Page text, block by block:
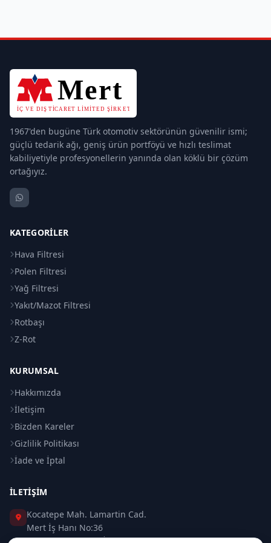
1967'den bugüne Türk otomotiv sektörünün güvenilir ismi;
güçlü tedarik ağı, geniş ürün portföyü ve hızlı teslimat
kabiliyetiyle profesyonellerin yanında olan köklü bir çözüm
ortağıyız.
KATEGORILER
Hava Filtresi
Polen Filtresi
Yağ Filtresi
Yakıt/Mazot Filtresi
Rotbaşı
Z-Rot
KURUMSAL
Hakkımızda
İletişim
Bizden Kareler
Gizlilik Politikası
İade ve İptal
İLETIŞIM
Kocatepe Mah. Lamartin Cad.
Mert İş Hanı No:36